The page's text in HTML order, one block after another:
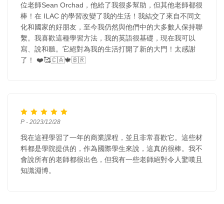
位老師Sean Orchad，他給了我很多幫助，但其他老師都很
棒！在 ILAC 的學習改變了我的生活！我結交了來自不同文
化和國家的好朋友，至今我仍然與他們中的大多數人保持聯
繫。我喜歡這種學習方法，我的英語很基礎，現在我可以
寫、說和聽。它絕對為我的生活打開了新的大門！太感謝
了！ ❤️🥰🇨🇦🍁🇧🇷
P - 2023/12/28
我在這裡學習了一年的商業課程，並且非常喜歡它。這些材
料都是學院提供的，作為國際學生來說，這真的很棒。我不
會說所有的老師都很出色，但我有一些老師絕對令人驚嘆且
知識淵博。